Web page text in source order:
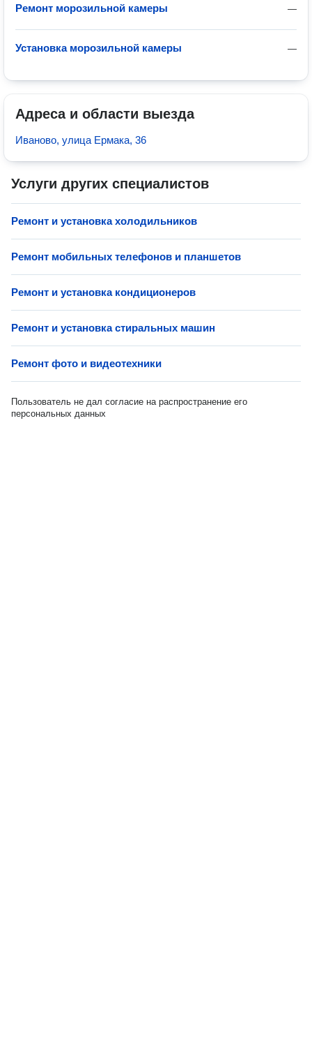
—
Ремонт морозильной камеры
—
Установка морозильной камеры
Адреса и области выезда
Иваново, улица Ермака, 36
Услуги других специалистов
Ремонт и установка холодильников
Ремонт мобильных телефонов и планшетов
Ремонт и установка кондиционеров
Ремонт и установка стиральных машин
Ремонт фото и видеотехники
Пользователь не дал согласие на распространение его
персональных данных